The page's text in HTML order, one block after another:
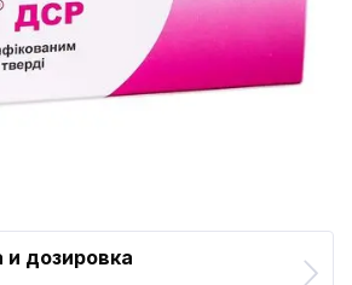
дозировка